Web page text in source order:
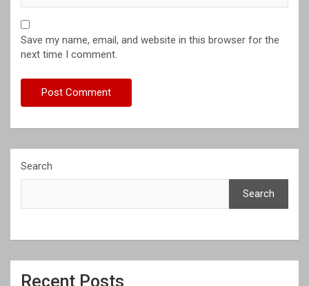
Save my name, email, and website in this browser for the
next time I comment.
Search
Search
Recent Posts